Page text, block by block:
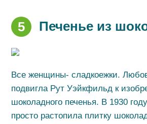
5 Печенье из
Все женщины- сладкоежки.
подвигла Рут Уэйкфильд к
шоколадного печенья. В 1930
просто растопила плитку